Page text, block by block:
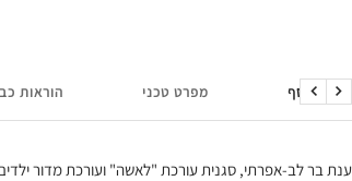
מידע נוסף מפרט טכני הוראות
הקודם
הבא
ענת בר לב-אפרתי, סגנית עורכת "לאשה" ועורכת מדור